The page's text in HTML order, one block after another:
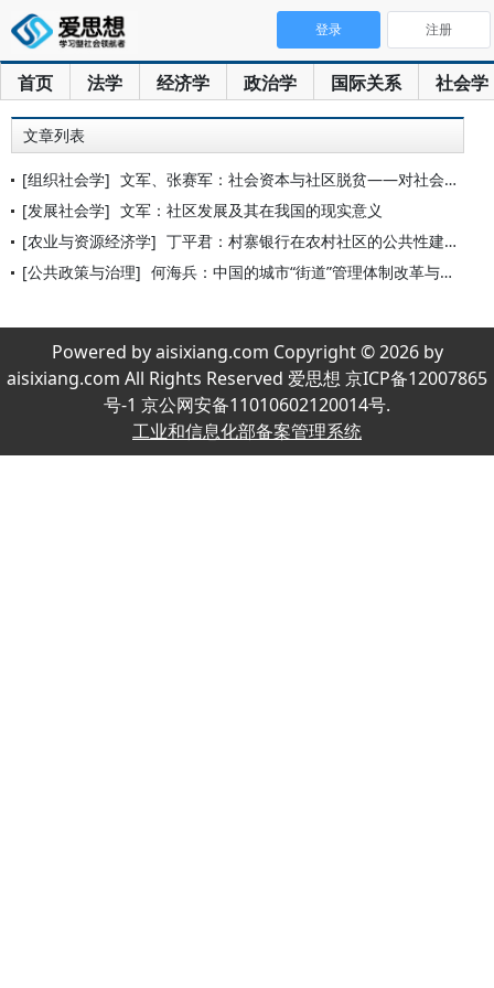
首页 法学 经济学 政治学 国际关系 社会学
登录 注册
文章列表
[组织社会学] 文军、张赛军：社会资本与社区脱贫——对社会资本独立性功能的分
[发展社会学] 文军：社区发展及其在我国的现实意义
[农业与资源经济学] 丁平君：村寨银行在农村社区的公共性建构
[公共政策与治理] 何海兵：中国的城市“街道”管理体制改革与社区发展
Powered by aisixiang.com Copyright © 2026 by
aisixiang.com All Rights Reserved 爱思想 京ICP备12007865
号-1 京公网安备11010602120014号.
工业和信息化部备案管理系统